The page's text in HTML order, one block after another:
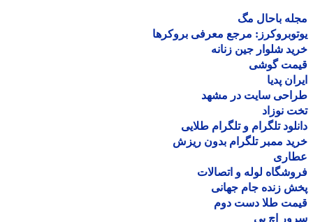
باحال مگ
مرجع معرفی بروکرها
شلوار جین زنانه
گوشی
پدیا
سایت در مشهد
نوزاد
تلگرام و تلگرام طلایی
ممبر تلگرام بدون ریزش
لوله و اتصالات
زنده جام جهانی
طلا دست دوم
اچ پی